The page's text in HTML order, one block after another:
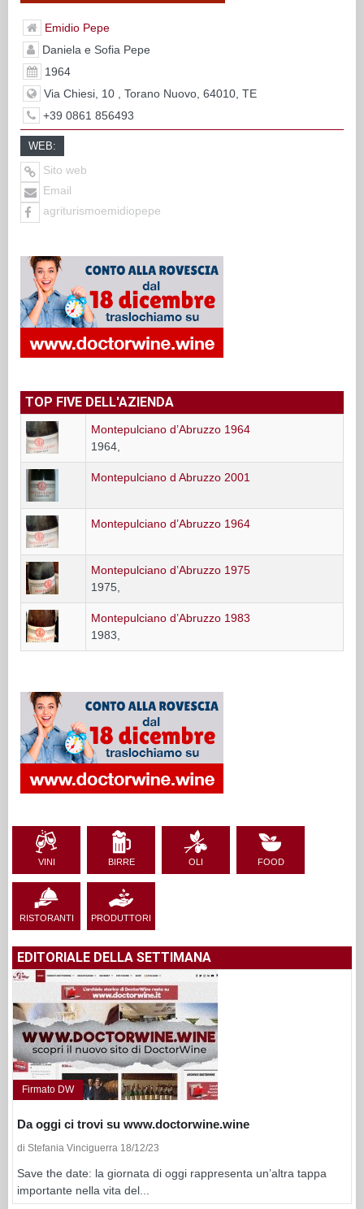
Emidio Pepe
Daniela e Sofia Pepe
1964
Via Chiesi, 10 , Torano Nuovo, 64010, TE
+39 0861 856493
WEB:
Sito web
Email
agriturismoemidiopepe
TOP FIVE DELL'AZIENDA
Montepulciano d’Abruzzo 1964
1964,
Montepulciano d Abruzzo 2001
Montepulciano d’Abruzzo 1964
Montepulciano d’Abruzzo 1975
1975,
Montepulciano d’Abruzzo 1983
1983,
VINI BIRRE OLI FOOD
RISTORANTI PRODUTTORI
EDITORIALE DELLA SETTIMANA
Firmato DW
Da oggi ci trovi su www.doctorwine.wine
di Stefania Vinciguerra 18/12/23
Save the date: la giornata di oggi rappresenta un’altra tappa
importante nella vita del...